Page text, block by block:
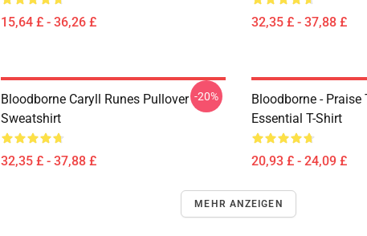
15,64 £ - 36,26 £ 32,35 £ - 37,88 £
Bloodborne Caryll Runes Pullover
Sweatshirt
32,35 £ - 37,88 £
-20%
Bloodborne - Praise
Essential T-Shirt
20,93 £ - 24,09 £
MEHR ANZEIGEN